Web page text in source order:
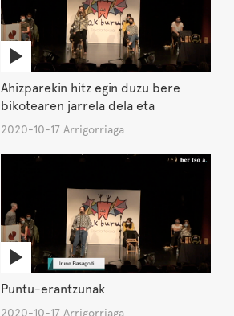
Ahizparekin hitz egin duzu bere
bikotearen jarrela dela eta
2020-10-17 Arrigorriaga
Puntu-erantzunak
2020-10-17 Arrigorriaga